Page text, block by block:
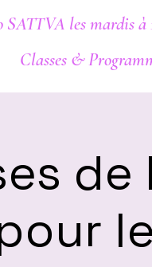
les mardis à
Classes &
de